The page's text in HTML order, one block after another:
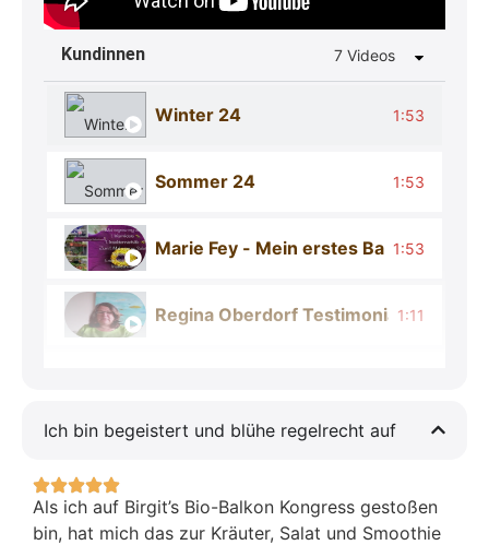
Kun­din­nen 7 Vide­os
Winter 24 1:53
Sommer 24 1:53
Marie Fey - Mein erstes Balkonjahr
1:53
Regina Oberdorf Testimonial1:11
Carolyn Wyneken Testimonial
Titel
Ich bin begeis­tert und blü­he regel­recht auf
Als ich auf Birgit’s Bio-Bal­kon Kon­gress gesto­ßen
bin, hat mich das zur Kräu­ter, Salat und Smoothie